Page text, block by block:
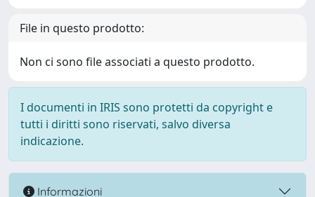
File in questo prodotto:
Non ci sono file associati a questo prodotto.
I documenti in IRIS sono protetti da copyright e
tutti i diritti sono riservati, salvo diversa
indicazione.
Informazioni